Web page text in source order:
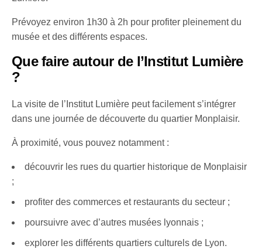
Prévoyez environ 1h30 à 2h pour profiter pleinement du
musée et des différents espaces.
Que faire autour de l’Institut Lumière
?
La visite de l’Institut Lumière peut facilement s’intégrer
dans une journée de découverte du quartier Monplaisir.
À proximité, vous pouvez notamment :
découvrir les rues du quartier historique de Monplaisir
;
profiter des commerces et restaurants du secteur ;
poursuivre avec d’autres musées lyonnais ;
explorer les différents quartiers culturels de Lyon.